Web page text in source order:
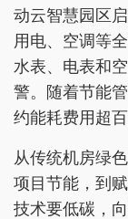
动云智慧园区
用电、空调等
水表、电表和
警。随着节能
约能耗费用超百
从传统机房绿
项目节能，到
技术要低碳，